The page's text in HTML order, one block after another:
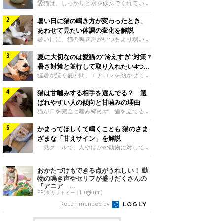
入れ方を解説
愛猫は、しっかりと水を飲んでくれていま
すか？ 夏場はエアコンで室内が涼しいこ
ともあり、猫があまり水を飲まないこと
も。積極的に水分を摂らせるためには、給
水方法を見直したり、フードから水分を摂
らせたりする方法があります。今回は獣医
師の重本仁先生に、猫に水分を摂らせるた
めにできるためできる工夫を教えていただ
きました。ボウルの高さを愛猫の好みにね
このきもち投稿写真ギャラリー水飲みボウ
ルの高さは、猫が飲むときに頭が胃より下
にならないように設定すると飲みやすいで
しょう。首を深く折り曲げずに済むため、
関節や食道への負
暑い日に猫の鳴き方が変わったとき、
あわせて見たい体調の変化を解説
暑い日に、猫の鳴き声がいつもより弱い、
かすれる、しつこく鳴くなど、ふだんと違
って聞こえることがあります。 そんなと
き、あわせてどのような様子を確認したら
よいのでしょうか。暑い日に猫の鳴き方が
変わるときの見方や注意したい体調の変化
などについて、ねこのきもち獣医師相談室
の山口みき先生に伺いました。 鳴き方の
変化だけで判断せず、全身の様子も確認し
てねこのきもち投稿写真ギャラリー猫の鳴
き方が変わったとき、暑さと関係している
ように見えることがあります。 ただ、鳴
き声だけで原因を決めるのは難しく、体調
や環境の変化を
夏に大切なのは愛猫の“冷えすぎ”対策⁉
暑さ対策と並行して取り入れたい4つの
工夫
猛暑が続く夏の間、エアコンを効かせて室
内を冷やしますよね。しかし、人にとって
は快適な温度でも、猫にとっては温度が低
すぎることも。暑さ対策と並行して、冷え
すぎ対策もしっかりと行うことが大切で
す。今回は獣医師の重本仁先生に、猫の冷
えすぎを防ぐ4つの対策を教えていただき
ました。（1） 冷房の効いていない部屋に
行き来できるようにするねこのきもち投稿
写真ギャラリー猫が寒いと感じたときに、
ましょう。冷房の効いていない部屋や廊下
へも自由に行き来できるように、ドアは猫
が通れる程度に
猫は甘噛みする相手を選んでる？ 選
ばれやすい人の傾向と甘噛みの理由
猫が口を完全に噛み締めず、歯を立てる程
度に噛む“甘噛み”。遊びやスキンシップの
ときに繰り出すことがありますが、同じ家
族でも噛まれる頻度に違いがあると感じる
ことも。ねこのきもちWEB MAGAZINEで
は、飼い主さんたちにアンケートを実施
し、愛猫が甘噛みする相手を選んでいると
感じる状況を教えてもらいました。また、
ねこのきもち獣医師相談室の原駿太朗先生
には、実際に猫は甘噛みする相手を選んで
いるのか、その真相をお聞きします。約6
割の飼い主さんが「甘噛みする相手を選ん
でいる」と感じていた※2026年5月実施
かまってほしくて鳴くことも 猫のさま
ざまな「甘えサイン」を解説
一見クールで、人やほかの動物に対してあ
まり求めないように見える猫。しかし、実
は甘えん坊な性格の猫も少なくありませ
ん。今回は猫たちが出している“甘えサイ
ン”について、帝京科学大学生命環境学部
アニマルサイエンス学科准教授の加隈良枝
先生に教えていただきました。鳴くのは、
かまってほしいサインねこのきもち投稿写
真ギャラリーもともと、子猫が親猫に対し
おかたづけもできる点がうれしい！ 動
物の鳴き声やセリフが盛りだくさんの
「アニア ...
PR(タカラトミー｜Hugkum)
Recommended by